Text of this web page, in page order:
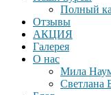
Полный
Отзывы
АКЦИЯ
Галерея
О нас
Мила
Светлана